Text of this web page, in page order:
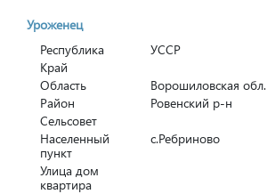
Уроженец
Республика
УССР
Край
Область
Ворошиловская обл.
Район
Ровенский р-н
Сельсовет
Населенный
пункт
с.Ребриново
Улица дом
квартира